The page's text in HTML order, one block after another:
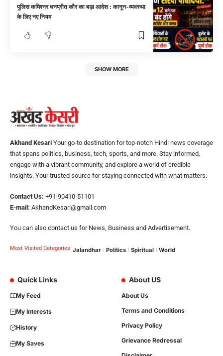
पुलिस कमिश्नर धनप्रीत कौर का बड़ा आदेश : कानून-व्यवस्था
के लिए नए नियम
SHOW MORE
Akhand Kesari Your go-to destination for top-notch Hindi news coverage
that spans politics, business, tech, sports, and more. Stay informed,
engage with a vibrant community, and explore a world of credible
insights. Your trusted source for staying connected with what matters.
Contact Us: +91-90410-51101
E-mail: AkhandKesari@gmail.com
You can also contact us for News, Business and Advertisement.
Most Visited Categories Jalandhar Politics Spiritual World
Quick Links
My Feed
My Interests
History
My Saves
About US
About Us
Terms and Conditions
Privacy Policy
Grievance Redressal